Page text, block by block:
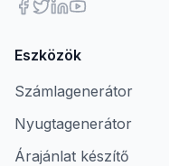
Eszközök
Számlagenerátor
Nyugtagenerátor
Árajánlat készítő